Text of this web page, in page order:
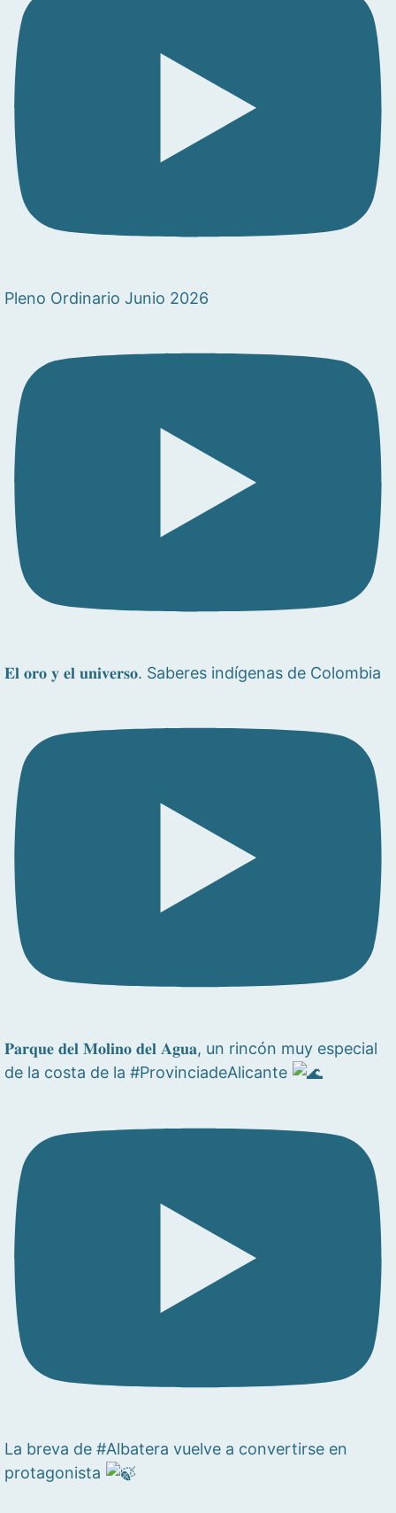
Pleno Ordinario Junio 2026
𝐄𝐥 𝐨𝐫𝐨 𝐲 𝐞𝐥 𝐮𝐧𝐢𝐯𝐞𝐫𝐬𝐨. Saberes indígenas de Colombia
𝐏𝐚𝐫𝐪𝐮𝐞 𝐝𝐞𝐥 𝐌𝐨𝐥𝐢𝐧𝐨 𝐝𝐞𝐥 𝐀𝐠𝐮𝐚, un rincón muy especial
de la costa de la #ProvinciadeAlicante
La breva de #Albatera vuelve a convertirse en
protagonista